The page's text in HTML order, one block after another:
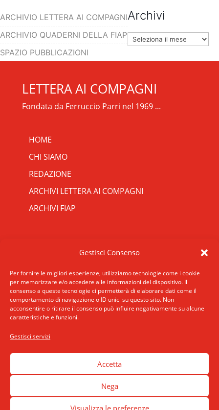
Gestisci Consenso
Per fornire le migliori esperienze, utilizziamo tecnologie come i cookie
per memorizzare e/o accedere alle informazioni del dispositivo. Il
consenso a queste tecnologie ci permetterà di elaborare dati come il
comportamento di navigazione o ID unici su questo sito. Non
acconsentire o ritirare il consenso può influire negativamente su alcune
caratteristiche e funzioni.
Gestisci servizi
Accetta
Nega
Visualizza le preferenze
ARCHIVIO LETTERA AI COMPAGNI
ARCHIVIO QUADERNI DELLA FIAP
SPAZIO PUBBLICAZIONI
Archivi
Archivi
LETTERA AI COMPAGNI
Fondata da Ferruccio Parri nel 1969 ...
HOME
CHI SIAMO
REDAZIONE
ARCHIVI LETTERA AI COMPAGNI
ARCHIVI FIAP
INDIRIZZO
ROMA: Via San Francesco di Sales 5, 00165
Roma
MILANO: Via E. De Amicis 17, 20123 Milano
accessibilita
+A
Alto Contrasto
Modalità Scura
Disattiva Immagini
Evidenzia Link
Modalità Lettura
Guida Lettura